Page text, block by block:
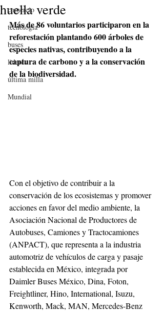
comercio
tecnologia
buses
lideres
última milla
Mundial
huella verde
Más de 86 voluntarios participaron en la
reforestación plantando 600 árboles de
especies nativas, contribuyendo a la
captura de carbono y a la conservación
de la biodiversidad.
Con el objetivo de contribuir a la
conservación de los ecosistemas y promover
acciones en favor del medio ambiente, la
Asociación Nacional de Productores de
Autobuses, Camiones y Tractocamiones
(ANPACT), que representa a la industria
automotriz de vehículos de carga y pasaje
establecida en México, integrada por
Daimler Buses México, Dina, Foton,
Freightliner, Hino, International, Isuzu,
Kenworth, Mack, MAN, Mercedes-Benz